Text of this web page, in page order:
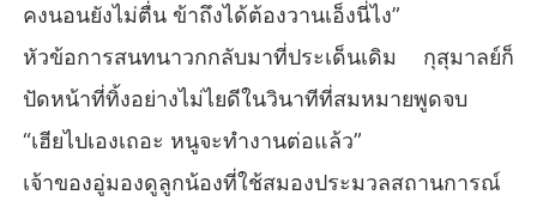
คงนอนยังไม่ตื่น ข้าถึงได้ต้องวานเอ็งนี่ไง”
หัวข้อการสนทนาวกกลับมาที่ประเด็นเดิม กุสุมาลย์ก็
ปัดหน้าที่ทิ้งอย่างไม่ไยดีในวินาทีที่สมหมายพูดจบ
“เฮียไปเองเถอะ หนูจะทำงานต่อแล้ว”
เจ้าของอู่มองดูลูกน้องที่ใช้สมองประมวลสถานการณ์